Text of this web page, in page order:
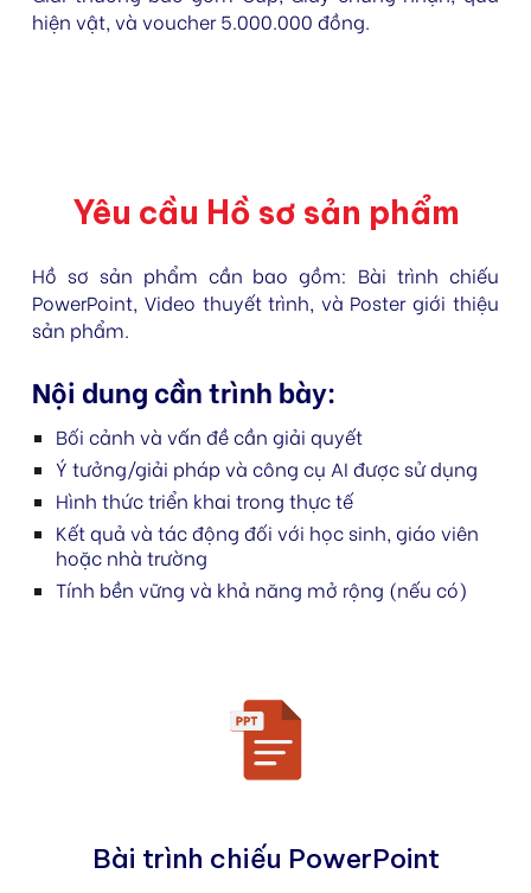
hiện vật, và voucher 5.000.000 đồng.
Yêu cầu Hồ sơ sản phẩm
Hồ sơ sản phẩm cần bao gồm: Bài trình chiếu
PowerPoint, Video thuyết trình, và Poster giới thiệu
sản phẩm.
Nội dung cần trình bày:
Bối cảnh và vấn đề cần giải quyết
Ý tưởng/giải pháp và công cụ AI được sử dụng
Hình thức triển khai trong thực tế
Kết quả và tác động đối với học sinh, giáo viên
hoặc nhà trường
Tính bền vững và khả năng mở rộng (nếu có)
Bài trình chiếu PowerPoint